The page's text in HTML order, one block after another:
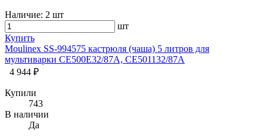
Наличие: 2 шт
шт
Купить
Moulinex SS-994575 кастрюля (чаша) 5 литров для
мультиварки CE500E32/87A, CE501132/87A
4 944 ₽
Купили
743
В наличии
Да